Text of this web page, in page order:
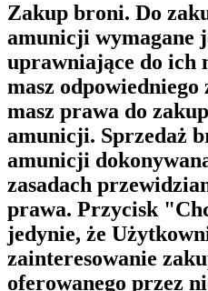
Zakup broni. Do
amunicji wymagane
uprawniające do ich
masz odpowiedniego
masz prawa do
amunicji. Sprzedaż
amunicji
zasadach
prawa. Przycisk
jedynie, że
zainteresowanie
oferowanego przez